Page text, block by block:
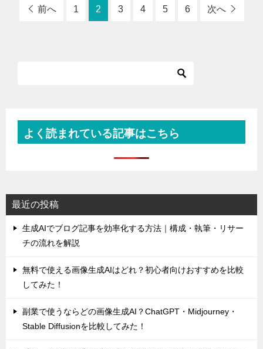
前へ 1 2 3 4 5 6 次へ
よく読まれている記事はこちら
最近の投稿
生成AIでブログ記事を効率化する方法｜構成・執筆・リサー
チの流れを解説
無料で使える画像生成AIはどれ？初心者向けおすすめを比較
してみた！
副業で使うならどの画像生成AI？ChatGPT・Midjourney・
Stable Diffusionを比較してみた！